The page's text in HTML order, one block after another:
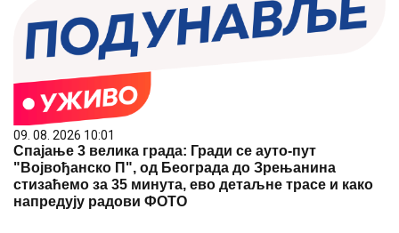
09. 08. 2026 10:01
Спајање 3 велика града: Гради се ауто-пут
"Војвођанско П", од Београда до Зрењанина
стизаћемо за 35 минута, ево детаљне трасе и како
напредују радови ФОТО